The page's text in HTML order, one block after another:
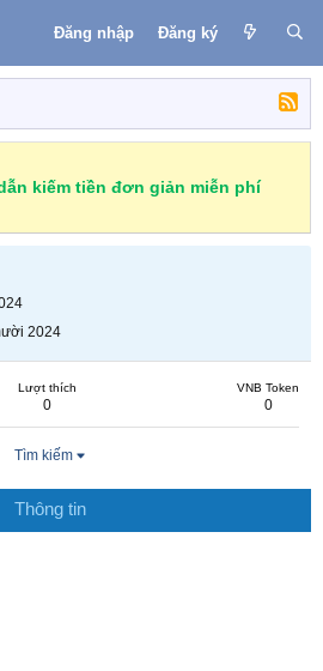
Đăng nhập Đăng ký
kiếm tiền đơn giản miễn phí
2024
Lượt thích
0
VNB Token
0
Tìm kiếm
Thông tin